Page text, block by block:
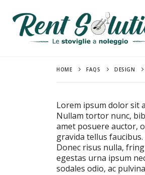
HOME FAQS DESIGN
Lorem ipsum dolor sit
Nullam tortor nunc,
amet posuere auctor,
gravida tellus
Donec risus nulla,
egestas urna ipsum
sodales odio, ac